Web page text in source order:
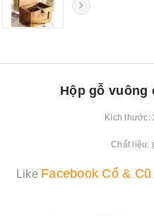
Hộp gỗ vuông
Kích thước:
Chất liệu:
Like Facebook Cổ & Cũ